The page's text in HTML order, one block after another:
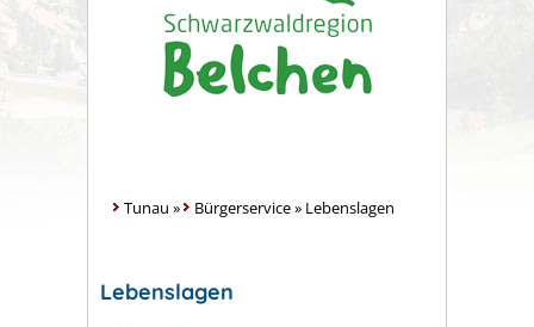
Tunau » Bürgerservice» Lebenslagen
Lebenslagen